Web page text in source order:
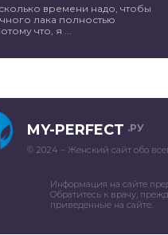
времени надо, чтобы
лака полностью
что, я ...
MY-PERFECT .РУ
© 2024 – Женский сайт обо
Информация на сайте
Обратитесь к врачу,
приведенные на сайте.